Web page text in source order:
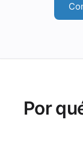
Por